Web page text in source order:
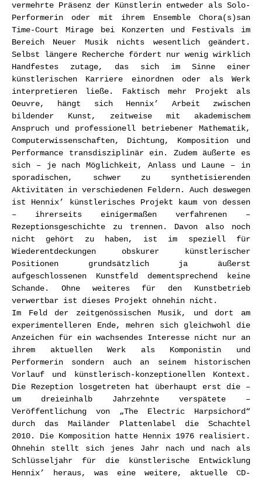
vermehrte Präsenz der Künstlerin entweder als Solo-
Performerin oder mit ihrem Ensemble Chora(s)san
Time-Court Mirage bei Konzerten und Festivals im
Bereich Neuer Musik nichts wesentlich geändert.
Selbst längere Recherche fördert nur wenig wirklich
Handfestes zutage, das sich im Sinne einer
künstlerischen Karriere einordnen oder als Werk
interpretieren ließe. Faktisch mehr Projekt als
Oeuvre, hängt sich Hennix’ Arbeit zwischen
bildender Kunst, zeitweise mit akademischem
Anspruch und professionell betriebener Mathematik,
Computerwissenschaften, Dichtung, Komposition und
Performance transdisziplinär ein. Zudem äußerte es
sich – je nach Möglichkeit, Anlass und Laune – in
sporadischen, schwer zu synthetisierenden
Aktivitäten in verschiedenen Feldern. Auch deswegen
ist Hennix’ künstlerisches Projekt kaum von dessen
– ihrerseits einigermaßen verfahrenen –
Rezeptionsgeschichte zu trennen. Davon also noch
nicht gehört zu haben, ist im speziell für
Wiederentdeckungen obskurer künstlerischer
Positionen grundsätzlich ja äußerst
aufgeschlossenen Kunstfeld dementsprechend keine
Schande. Ohne weiteres für den Kunstbetrieb
verwertbar ist dieses Projekt ohnehin nicht.
Im Feld der zeitgenössischen Musik, und dort am
experimentelleren Ende, mehren sich gleichwohl die
Anzeichen für ein wachsendes Interesse nicht nur an
ihrem aktuellen Werk als Komponistin und
Performerin sondern auch an seinem historischen
Vorlauf und künstlerisch-konzeptionellen Kontext.
Die Rezeption losgetreten hat überhaupt erst die –
um dreieinhalb Jahrzehnte verspätete –
Veröffentlichung von „The Electric Harpsichord“
durch das Mailänder Plattenlabel die Schachtel
2010. Die Komposition hatte Hennix 1976 realisiert.
Ohnehin stellt sich jenes Jahr nach und nach als
Schlüsseljahr für die künstlerische Entwicklung
Hennix’ heraus, was eine weitere, aktuelle CD-